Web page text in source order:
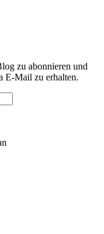
zu abonnieren und
E-Mail zu erhalten.